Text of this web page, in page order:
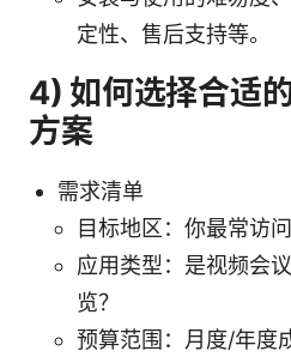
定性、售后支持等。
4) 如何选择合适
方案
需求清单
目标地区：你最常访
应用类型：是视频会
览？
预算范围：月度/年度